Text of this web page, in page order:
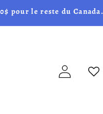
pour le reste du Canada.
Connexion